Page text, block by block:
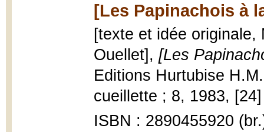
[Les Papinachois à
[texte et idée
Ouellet], [Les
Editions Hurtubise
cueillette ; 8, 1983,
ISBN : 2890455920